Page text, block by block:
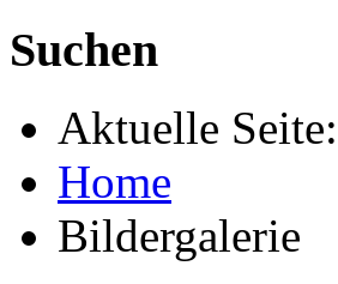
Suchen
Aktuelle Seite:
Home
Bildergalerie